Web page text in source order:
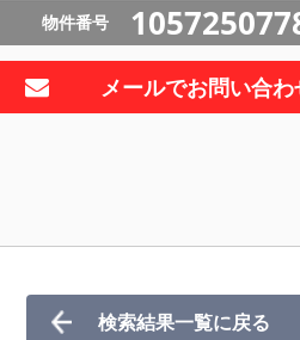
物件番号
メールでお問い合わ
検索結果一覧に戻る